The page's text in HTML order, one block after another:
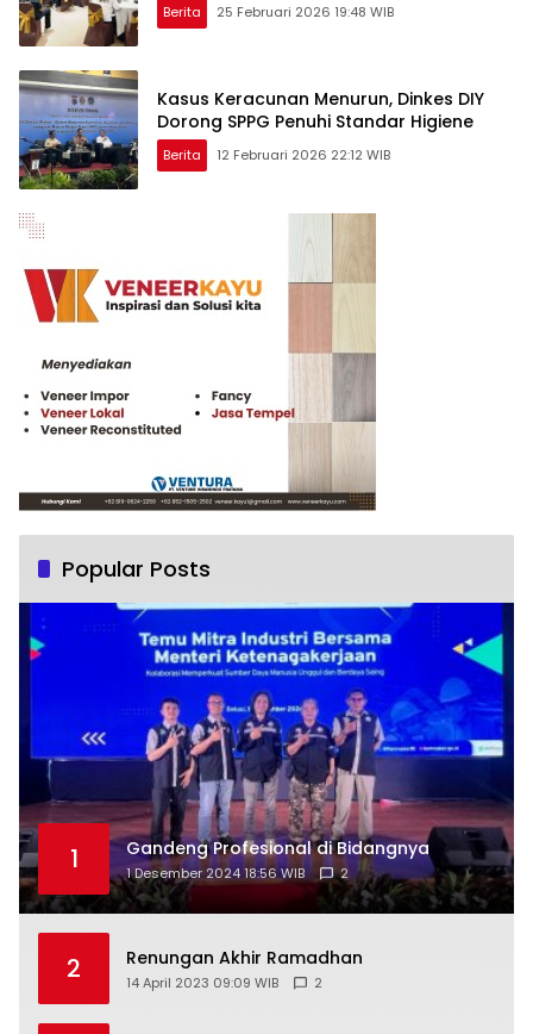
Berita 25 Februari 2026 19:48 WIB
Kasus Keracunan Menurun, Dinkes DIY
Dorong SPPG Penuhi Standar Higiene
Berita 12 Februari 2026 22:12 WIB
Popular Posts
1 Gandeng Profesional di Bidangnya
1 Desember 2024 18:56 WIB 2
2 Renungan Akhir Ramadhan
14 April 2023 09:09 WIB 2